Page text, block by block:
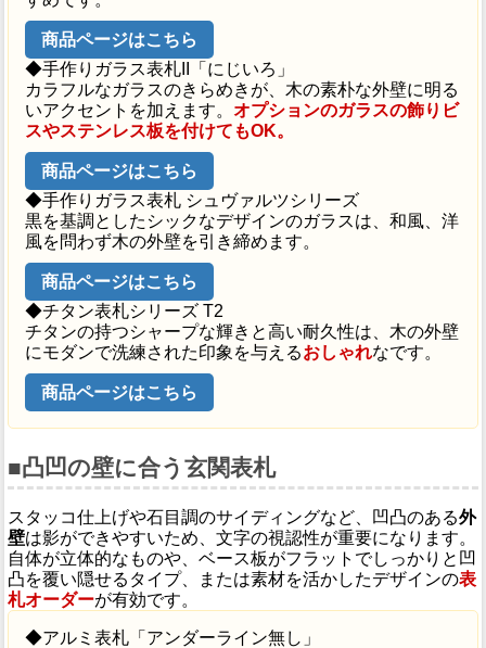
商品ページはこちら
◆手作りガラス表札II「にじいろ」
カラフルなガラスのきらめきが、木の素朴な外壁に明る
いアクセントを加えます。 オプションのガラスの飾りビ
スやステンレス板を付けてもOK。
商品ページはこちら
◆手作りガラス表札 シュヴァルツシリーズ
黒を基調としたシックなデザインのガラスは、和風、洋
風を問わず木の外壁を引き締めます。
商品ページはこちら
◆チタン表札シリーズ T2
チタンの持つシャープな輝きと高い耐久性は、木の外壁
にモダンで洗練された印象を与えるおしゃれなです。
商品ページはこちら
■凸凹の壁に合う玄関表札
スタッコ仕上げや石目調のサイディングなど、凹凸のある外
壁は影ができやすいため、文字の視認性が重要になります。
自体が立体的なものや、ベース板がフラットでしっかりと凹
凸を覆い隠せるタイプ、または素材を活かしたデザインの表
札オーダーが有効です。
◆アルミ表札「アンダーライン無し」